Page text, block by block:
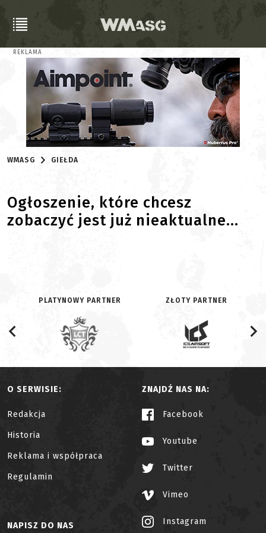
REKLAMA
WMASG GIEŁDA
Ogłoszenie, które chcesz
zobaczyć jest już nieaktualne...
PLATYNOWY PARTNER ZŁOTY PARTNER
O SERWISIE:
Redakcja
Historia
Reklama i współpraca
Regulamin
ZNAJDŹ NAS NA:
Facebook
Youtube
Twitter
Vimeo
Instagram
NAPISZ DO NAS